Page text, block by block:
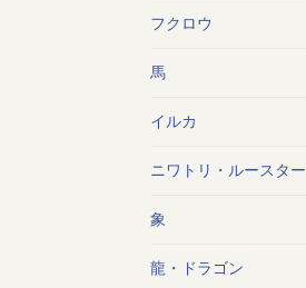
フクロウ
馬
イルカ
ニワトリ・ルースター
象
龍・ドラゴン